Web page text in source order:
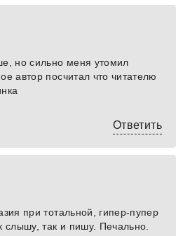
но сильно меня утомил
автор посчитал что читателю
Ответить
при тотальной, гипер-пупер
слышу, так и пишу. Печально.